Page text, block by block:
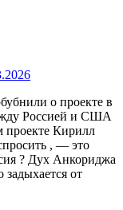
о проекте в
Россией и США
проекте Кирилл
, — это
? Дух Анкориджа
от